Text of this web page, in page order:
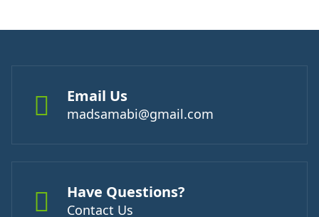
Email Us
madsamabi@gmail.com
Have Questions?
Contact Us